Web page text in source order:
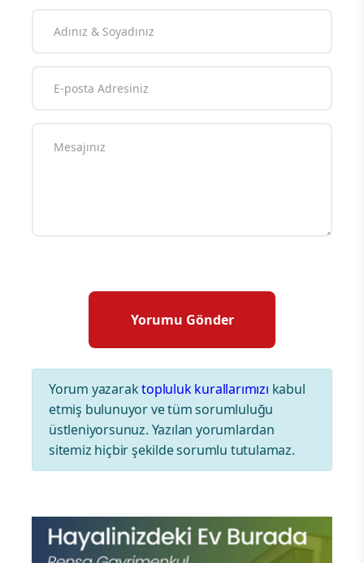
Yorum yazaraktopluluk kurallarımızı kabul
etmiş bulunuyor ve tüm sorumluluğu
üstleniyorsunuz. Yazılan yorumlardan
sitemiz hiçbir şekilde sorumlu tutulamaz.